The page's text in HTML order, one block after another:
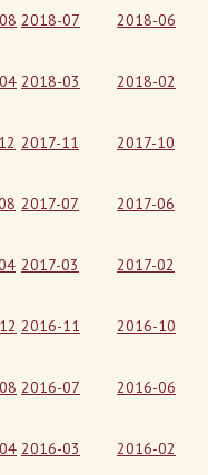
2018-07 2018-06
2018-03 2018-02
2017-11 2017-10
2017-07 2017-06
2017-03 2017-02
2016-11 2016-10
2016-07 2016-06
2016-03 2016-02